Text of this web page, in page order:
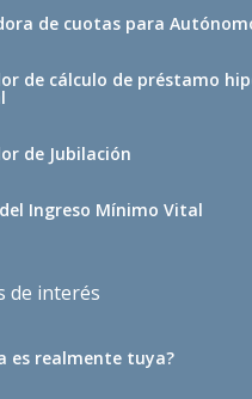
de cuotas para
de cálculo de préstamo
de Jubilación
Ingreso Mínimo Vital
de interés
es realmente tuya?